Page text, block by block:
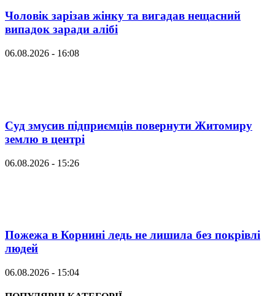
Чоловік зарізав жінку та вигадав нещасний
випадок заради алібі
06.08.2026 - 16:08
Суд змусив підприємців повернути Житомиру
землю в центрі
06.08.2026 - 15:26
Пожежа в Корнині ледь не лишила без покрівлі
людей
06.08.2026 - 15:04